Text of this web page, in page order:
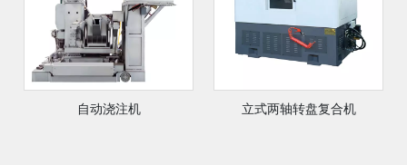
自动浇注机 立式两轴转盘复合机